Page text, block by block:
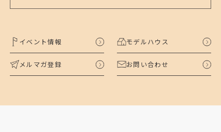
イベント情報 モデルハウス
メルマガ登録 お問い合わせ